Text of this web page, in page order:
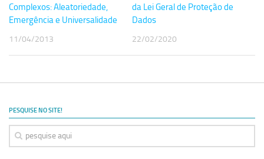
Pint of Science
Documentos
Relatórios
Complexos: Aleatoriedade,
Emergência e Universalidade
11/04/2013
da Lei Geral de Proteção de
Dados
22/02/2020
PESQUISE NO SITE!